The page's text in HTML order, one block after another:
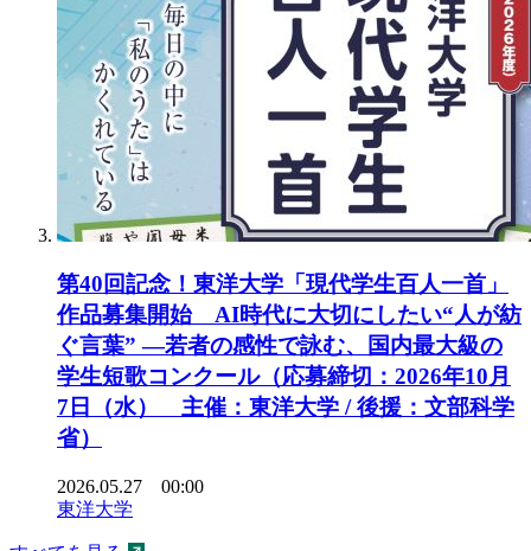
第40回記念！東洋大学「現代学生百人一首」
作品募集開始 AI時代に大切にしたい“人が紡
ぐ言葉” ―若者の感性で詠む、国内最大級の
学生短歌コンクール（応募締切：2026年10月
7日（水） 主催：東洋大学 / 後援：文部科学
省）
2026.05.27 00:00
東洋大学